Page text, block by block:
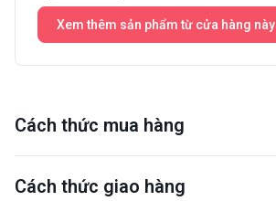
Xem thêm sản phẩm từ cửa hàng này
Cách thức mua hàng
Cách thức giao hàng